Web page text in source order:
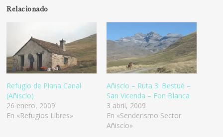
Relacionado
Refugio de Plana Canal
(Añisclo)
26 enero, 2009
En «Refugios Libres»
Añisclo – Ruta 3: Bestué –
San Vicenda – Fon Blanca
3 abril, 2009
En «Senderismo Sector
Añisclo»